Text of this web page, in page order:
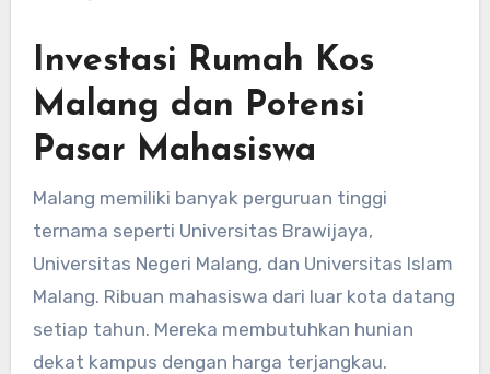
Investasi Rumah Kos
Malang dan Potensi
Pasar Mahasiswa
Malang memiliki banyak perguruan tinggi
ternama seperti Universitas Brawijaya,
Universitas Negeri Malang, dan Universitas Islam
Malang. Ribuan mahasiswa dari luar kota datang
setiap tahun. Mereka membutuhkan hunian
dekat kampus dengan harga terjangkau.